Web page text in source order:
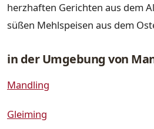
herzhaften Gerichten aus dem
süßen Mehlspeisen aus dem
in der Umgebung von
Mandling
Gleiming